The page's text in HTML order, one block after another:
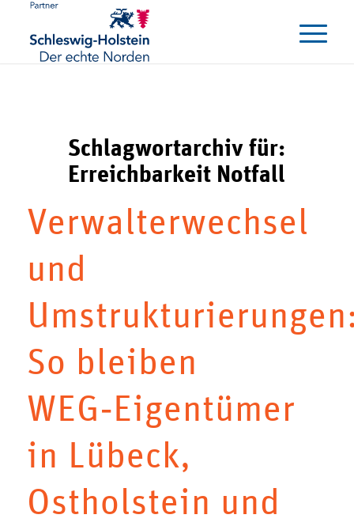
Schlagwortarchiv für:
Erreichbarkeit Notfall
Verwalterwechsel
und
So bleiben
WEG‑Eigentümer
in Lübeck,
Ostholstein und